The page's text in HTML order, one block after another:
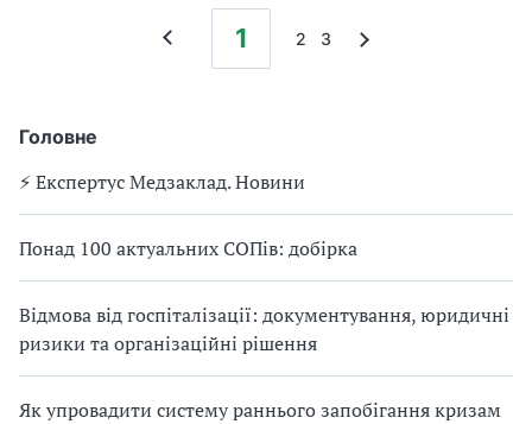
Головне
⚡️ Експертус Медзаклад. Новини
Понад 100 актуальних СОПів: добірка
Відмова від госпіталізації: документування, юридичні
ризики та організаційні рішення
Як упровадити систему раннього запобігання кризам
1 2 3